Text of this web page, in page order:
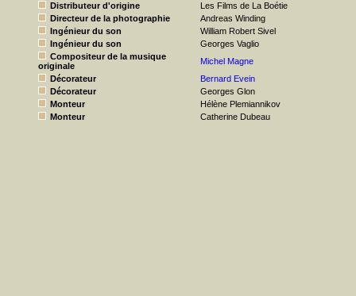
Distributeur d'origine
Les Films de La Boétie
Directeur de la photographie
Andreas Winding
Ingénieur du son
William Robert Sivel
Ingénieur du son
Georges Vaglio
Compositeur de la musique
originale
Michel Magne
Décorateur
Bernard Evein
Décorateur
Georges Glon
Monteur
Hélène Plemiannikov
Monteur
Catherine Dubeau